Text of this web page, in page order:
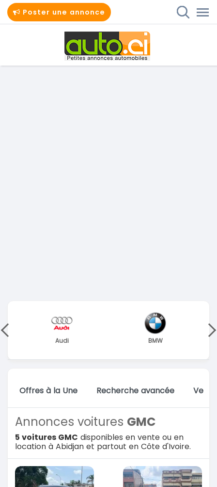
Poster une annonce
Audi BMW
Offres à la Une Recherche avancée Vente
Annonces voitures GMC
5 voitures GMC disponibles en vente ou en
location à Abidjan et partout en Côte d'Ivoire.